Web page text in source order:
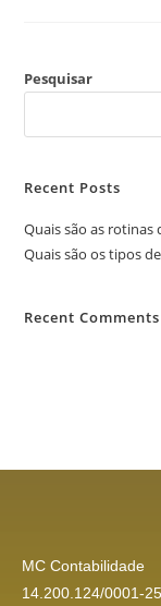
Pesquisar
Recent Posts
Quais são as
Quais são os tipos
Recent Comments
MC Contabilidade
14.200.124/0001-